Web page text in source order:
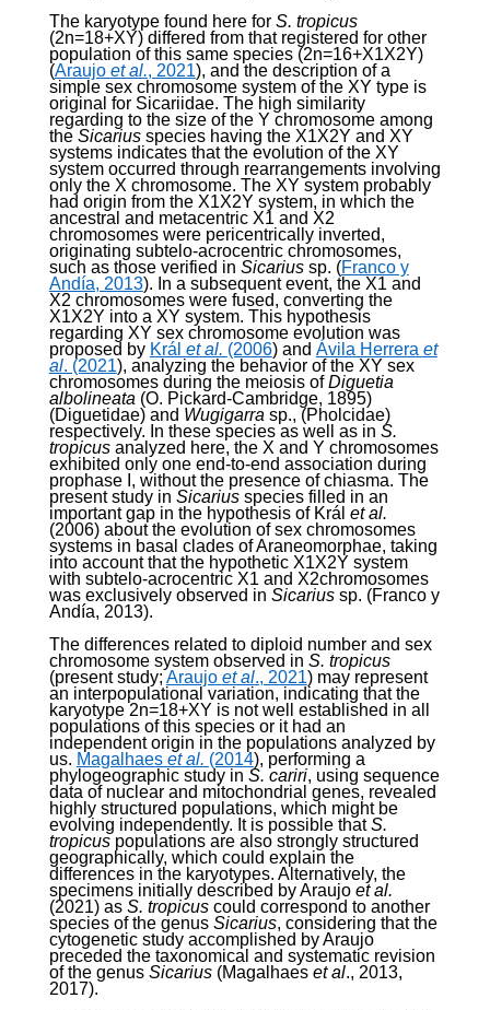
The karyotype found here for S. tropicus
(2n=18+XY) differed from that registered for other
population of this same species (2n=16+X1X2Y)
(Araujo et al., 2021), and the description of a
simple sex chromosome system of the XY type is
original for Sicariidae. The high similarity
regarding to the size of the Y chromosome among
the Sicarius species having the X1X2Y and XY
systems indicates that the evolution of the XY
system occurred through rearrangements involving
only the X chromosome. The XY system probably
had origin from the X1X2Y system, in which the
ancestral and metacentric X1 and X2
chromosomes were pericentrically inverted,
originating subtelo-acrocentric chromosomes,
such as those verified in Sicarius sp. (Franco y
Andía, 2013). In a subsequent event, the X1 and
X2 chromosomes were fused, converting the
X1X2Y into a XY system. This hypothesis
regarding XY sex chromosome evolution was
proposed by Král et al. (2006) and Ávila Herrera et
al. (2021), analyzing the behavior of the XY sex
chromosomes during the meiosis ofDiguetia
albolineata (O. Pickard-Cambridge, 1895)
(Diguetidae) and Wugigarra sp., (Pholcidae)
respectively. In these species as well as in S.
tropicus analyzed here, the X and Y chromosomes
exhibited only one end-to-end association during
prophase I, without the presence of chiasma. The
present study in Sicarius species filled in an
important gap in the hypothesis of Král et al.
(2006) about the evolution of sex chromosomes
systems in basal clades of Araneomorphae, taking
into account that the hypothetic X1X2Y system
with subtelo-acrocentric X1 and X2chromosomes
was exclusively observed in Sicarius sp. (Franco y
Andía, 2013).
The differences related to diploid number and sex
chromosome system observed in S. tropicus
(present study; Araujo et al., 2021) may represent
an interpopulational variation, indicating that the
karyotype 2n=18+XY is not well established in all
populations of this species or it had an
independent origin in the populations analyzed by
us. Magalhaes et al. (2014), performing a
phylogeographic study in S. cariri, using sequence
data of nuclear and mitochondrial genes, revealed
highly structured populations, which might be
evolving independently. It is possible thatS.
tropicus populations are also strongly structured
geographically, which could explain the
differences in the karyotypes. Alternatively, the
specimens initially described by Araujo et al.
(2021) as S. tropicus could correspond to another
species of the genus Sicarius, considering that the
cytogenetic study accomplished by Araujo
preceded the taxonomical and systematic revision
of the genus Sicarius (Magalhaes et al., 2013,
2017).